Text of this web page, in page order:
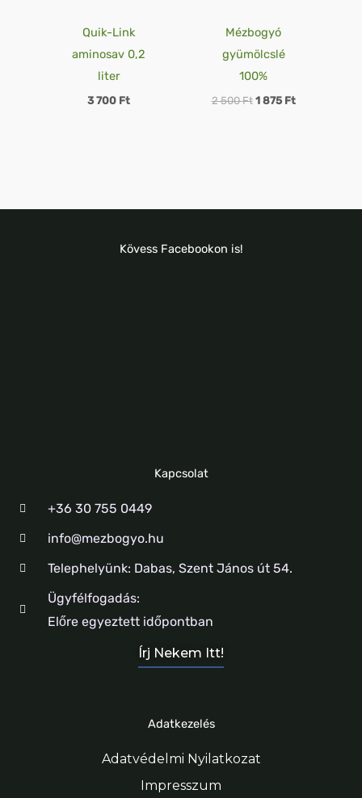
Quik-Link
aminosav 0,2
liter
3 700 Ft
Mézbogyó
gyümölcslé
100%
2 500Ft 1 875 Ft
Kövess Facebookon is!
Kapcsolat
+36 30 755 0449
info@mezbogyo.hu
Telephelyünk: Dabas, Szent János út 54.
Ügyfélfogadás:
Előre egyeztett időpontban
Írj Nekem Itt!
Adatkezelés
Adatvédelmi Nyilatkozat
Impresszum